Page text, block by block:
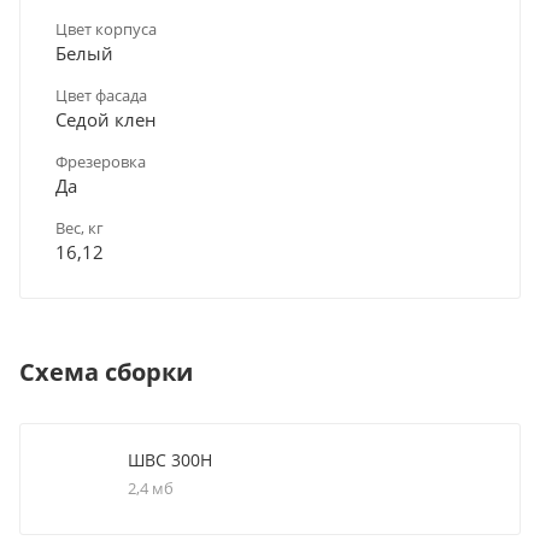
Цвет корпуса
Белый
Цвет фасада
Седой клен
Фрезеровка
Да
Вес, кг
16,12
Схема сборки
ШВС 300Н
2,4 мб